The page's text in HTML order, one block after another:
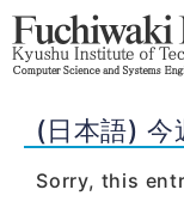
(日本語) 今
Sorry, this